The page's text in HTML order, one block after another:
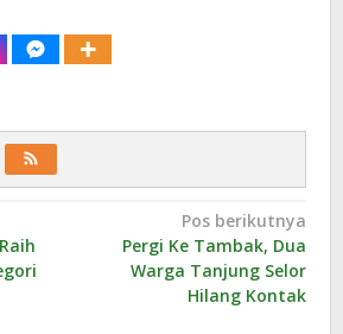
Pos berikutnya
Pergi Ke Tambak, Dua
Warga Tanjung Selor
Hilang Kontak